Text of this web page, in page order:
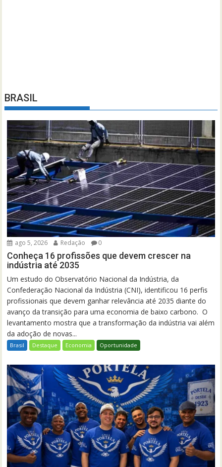
BRASIL
ago 5, 2026 Redação 0
Conheça 16 profissões que devem crescer na
indústria até 2035
Um estudo do Observatório Nacional da Indústria, da
Confederação Nacional da Indústria (CNI), identificou 16 perfis
profissionais que devem ganhar relevância até 2035 diante do
avanço da transição para uma economia de baixo carbono. O
levantamento mostra que a transformação da indústria vai além
da adoção de novas...
Brasil Destaque Economia Oportunidade